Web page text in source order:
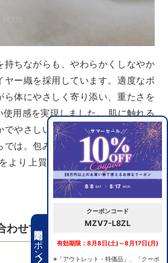
期間限定クーポン
クーポンコード
MZV7-L8ZL
有効期限：8月8日(土)～8月17日(月)
※「アウトレット・特価品」、「クーポ
持ちながらも、やわらかくしなやか
ヤー織を採用しています。適度なボ
ら体にやさしく寄り添い、重たさを
用感を実現しました。 肌に触れる
でやさしいタッチは、繊維の質感を
では。包み込まれるような安心感と
より上質で快適なものへと導きま
わせて選べるサイズ展開